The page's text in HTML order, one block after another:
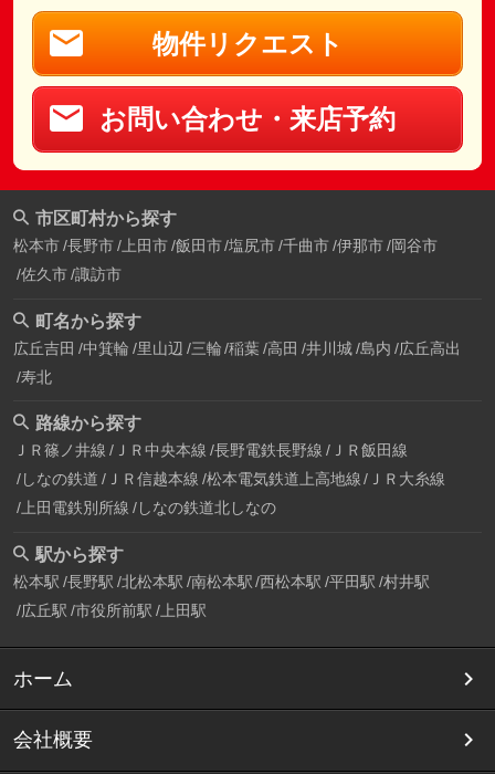
物件リクエスト
お問い合わせ・来店予約
市区町村から探す
松本市 長野市 上田市 飯田市 塩尻市 千曲市 伊那市 岡谷市
佐久市 諏訪市
町名から探す
広丘吉田 中箕輪 里山辺 三輪 稲葉 高田 井川城 島内 広丘高出
寿北
路線から探す
ＪＲ篠ノ井線 ＪＲ中央本線 長野電鉄長野線 ＪＲ飯田線
しなの鉄道 ＪＲ信越本線 松本電気鉄道上高地線
ＪＲ大糸線
上田電鉄別所線 しなの鉄道北しなの
駅から探す
松本駅 長野駅 北松本駅 南松本駅 西松本駅 平田駅 村井駅
広丘駅 市役所前駅 上田駅
ホーム
会社概要